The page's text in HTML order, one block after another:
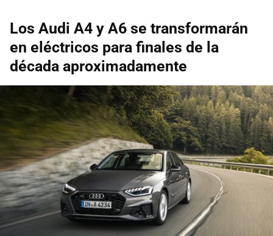
Los Audi A4 y A6 se transformarán
en eléctricos para finales de la
década aproximadamente